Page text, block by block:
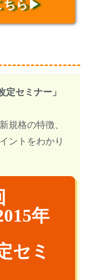
ちら▶
セミナー」
規格の特徴、
ントをわかり
年
セミ